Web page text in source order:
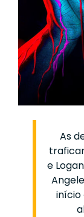
As
e
início